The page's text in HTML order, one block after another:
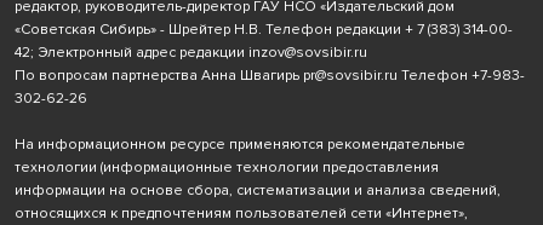
редактор, руководитель-директор ГАУ НСО «Издательский дом
«Советская Сибирь» - Шрейтер Н.В. Телефон редакции + 7 (383) 314-00-
42; Электронный адрес редакции inzov@sovsibir.ru
По вопросам партнерства Анна Швагирь pr@sovsibir.ru Телефон +7-983-
302-62-26
На информационном ресурсе применяются рекомендательные
технологии (информационные технологии предоставления
информации на основе сбора, систематизации и анализа сведений,
относящихся к предпочтениям пользователей сети «Интернет»,